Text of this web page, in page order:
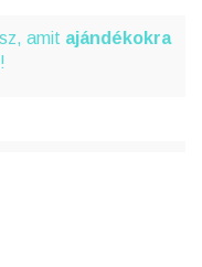
amit ajándékokra